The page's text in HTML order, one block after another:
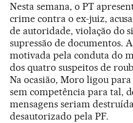
Nesta semana, o PT
crime contra o ex-juiz,
de autoridade, violação do
supressão de documentos.
motivada pela conduta do
dos quatro suspeitos de
Na ocasião, Moro ligou
sem competência para tal,
mensagens seriam
desautorizado pela PF.